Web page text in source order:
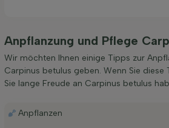
Anpflanzung und Pflege
Wir möchten Ihnen einige Tipps zur
Carpinus betulus geben. Wenn Sie
Sie lange Freude an Carpinus betulus
Anpflanzen